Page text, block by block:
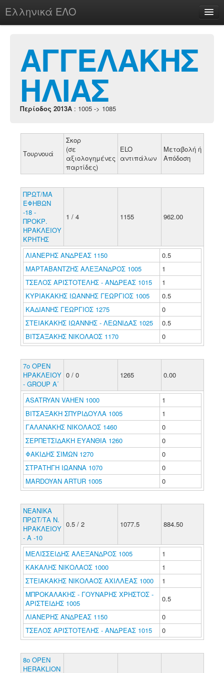
Ελληνικά ΕΛΟ
chesstu.be @ discord
Login
ΑΓΓΕΛΑΚΗΣ
ΗΛΙΑΣ
Περίοδος 2013A : 1005 -> 1085
Τουρνουά
Σκορ
(σε
αξιολογημένες
παρτίδες)
ELO
αντιπάλων
Μεταβολή ή
Απόδοση
ΠΡΩΤ/ΜΑ
ΕΦΗΒΩΝ
-18 -
ΠΡΟΚΡ.
ΗΡΑΚΛΕΙΟΥ
ΚΡΗΤΗΣ
1 / 4 1155 962.00
ΛΙΑΝΕΡΗΣ ΑΝΔΡΕΑΣ 1150
0.5
ΜΑΡΤΑΒΑΝΤΖΗΣ ΑΛΕΞΑΝΔΡΟΣ 1005
1
ΤΣΕΛΟΣ ΑΡΙΣΤΟΤΕΛΗΣ - ΑΝΔΡΕΑΣ 1015
1
ΚΥΡΙΑΚΑΚΗΣ ΙΩΑΝΝΗΣ ΓΕΩΡΓΙΟΣ 1005
0.5
ΚΑΔΙΑΝΗΣ ΓΕΩΡΓΙΟΣ 1275
0
ΣΤΕΙΑΚΑΚΗΣ ΙΩΑΝΝΗΣ - ΛΕΩΝΙΔΑΣ 1025
0.5
ΒΙΤΣΑΞΑΚΗΣ ΝΙΚΟΛΑΟΣ 1170
0
7ο ΟΡΕΝ
ΗΡΑΚΛΕΙΟΥ
- GROUP Α΄
0 / 0 1265 0.00
ASATRYAN VAHEN 1000
1
ΒΙΤΣΑΞΑΚΗ ΣΠΥΡΙΔΟΥΛΑ 1005
1
ΓΑΛΑΝΑΚΗΣ ΝΙΚΟΛΑΟΣ 1460
0
ΣΕΡΠΕΤΣΙΔΑΚΗ ΕΥΑΝΘΙΑ 1260
0
ΦΑΚΙΔΗΣ ΣΙΜΩΝ 1270
0
ΣΤΡΑΤΗΓΗ ΙΩΑΝΝΑ 1070
0
MARDOYAN ARTUR 1005
0
ΝΕΑΝΙΚΑ
ΠΡΩΤ/ΤΑ Ν.
ΗΡΑΚΛΕΙΟΥ
- Α -10
0.5 / 2 1077.5 884.50
ΜΕΛΙΣΣΕΙΔΗΣ ΑΛΕΞΑΝΔΡΟΣ 1005
1
ΚΑΚΑΛΗΣ ΝΙΚΟΛΑΟΣ 1000
1
ΣΤΕΙΑΚΑΚΗΣ ΝΙΚΟΛΑΟΣ ΑΧΙΛΛΕΑΣ 1000
1
ΜΠΡΟΚΑΛΑΚΗΣ - ΓΟΥΝΑΡΗΣ ΧΡΗΣΤΟΣ -
ΑΡΙΣΤΕΙΔΗΣ 1005
0.5
ΛΙΑΝΕΡΗΣ ΑΝΔΡΕΑΣ 1150
0
ΤΣΕΛΟΣ ΑΡΙΣΤΟΤΕΛΗΣ - ΑΝΔΡΕΑΣ 1015
0
8o OPEN
HERAKLION